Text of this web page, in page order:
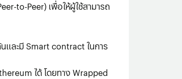
to-Peer) เพื่อให้ผู้ใช้สามารถ
ละมี Smart contract ในการ
ได้ โดยทาง Wrapped